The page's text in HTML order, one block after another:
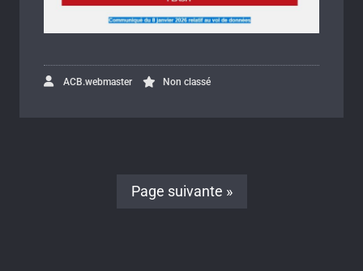
ACB.webmaster Non classé
Page suivante »